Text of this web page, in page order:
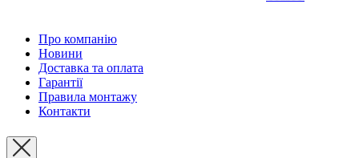
Про компанію
Новини
Доставка та оплата
Гарантії
Правила монтажу
Контакти